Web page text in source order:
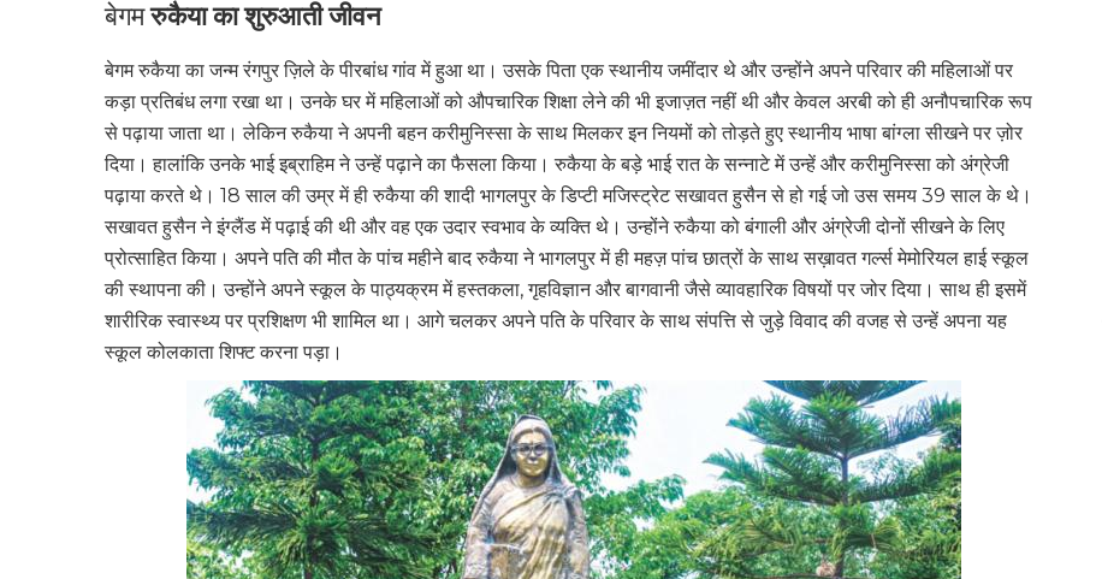
बेगमरुकैया का शुरुआती जीवन
बेगम रुकैया का जन्म रंगपुर ज़िले के पीरबांध गांव में हुआ था। उसके पिता एक स्थानीय जमींदार थे और उन्होंने अपने परिवार की महिलाओं पर
कड़ा प्रतिबंध लगा रखा था। उनके घर में महिलाओं को औपचारिक शिक्षा लेने की भी इजाज़त नहीं थी और केवल अरबी को ही अनौपचारिक रूप
से पढ़ाया जाता था। लेकिन रुकैया ने अपनी बहन करीमुनिस्सा के साथ मिलकर इन नियमों को तोड़ते हुए स्थानीय भाषा बांग्ला सीखने पर ज़ोर
दिया। हालांकि उनके भाई इब्राहिम ने उन्हें पढ़ाने का फैसला किया। रुकैया के बड़े भाई रात के सन्नाटे में उन्हें और करीमुनिस्सा को अंग्रेजी
पढ़ाया करते थे। 18 साल की उम्र में ही रुकैया की शादी भागलपुर के डिप्टी मजिस्ट्रेट सखावत हुसैन से हो गई जो उस समय 39 साल के थे।
सखावत हुसैन ने इंग्लैंड में पढ़ाई की थी और वह एक उदार स्वभाव के व्यक्ति थे। उन्होंने रुकैया को बंगाली और अंग्रेजी दोनों सीखने के लिए
प्रोत्साहित किया। अपने पति की मौत के पांच महीने बाद रुकैया ने भागलपुर में ही महज़ पांच छात्रों के साथ सख़ावत गर्ल्स मेमोरियल हाई स्कूल
की स्थापना की। उन्‍होंने अपने स्‍कूल के पाठ्यक्रम में हस्‍तकला, गृहविज्ञान और बागवानी जैसे व्‍यावहारिक विषयों पर जोर दिया। साथ ही इसमें
शारीरिक स्‍वास्‍थ्‍य पर प्रशिक्षण भी शामिल था। आगे चलकर अपने पति के परिवार के साथ संपत्ति से जुड़े विवाद की वजह से उन्हें अपना यह
स्कूल कोलकाता शिफ्ट करना पड़ा।